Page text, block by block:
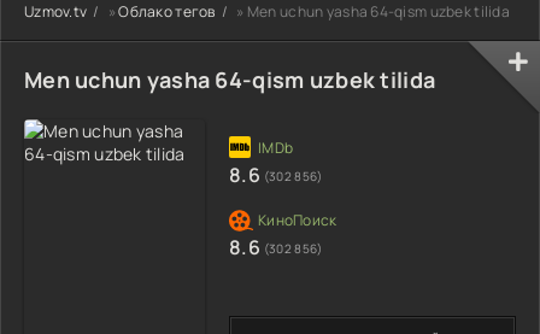
tarjima kino Full
HD tas-ix
Uzmov.tv »Облако тегов » Men uchun yasha 64-qism uzbek tilida
Men uchun yasha 64-qism uzbek tilida
8.6 (302 856)
8.6 (302 856)